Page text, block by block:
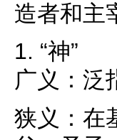
造者和主
1. “神”
广义：泛
狭义：在